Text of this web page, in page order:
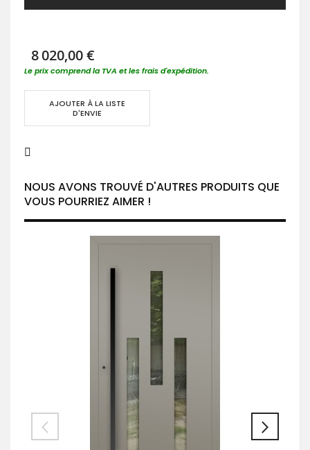
8 020,00 €
Le prix comprend la TVA et les frais d'expédition.
AJOUTER À LA LISTE
D'ENVIE
NOUS AVONS TROUVÉ D'AUTRES PRODUITS QUE
VOUS POURRIEZ AIMER !